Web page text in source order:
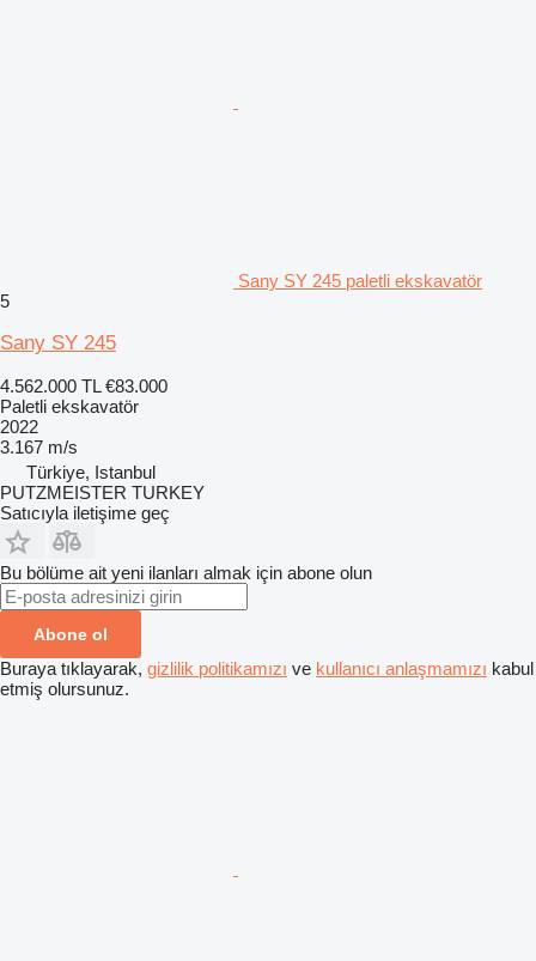
Sany SY 245 paletli ekskavatör
5
Sany SY 245
4.562.000 TL €83.000
Paletli ekskavatör
2022
3.167 m/s
Türkiye, Istanbul
PUTZMEISTER TURKEY
Satıcıyla iletişime geç
Bu bölüme ait yeni ilanları almak için abone olun
Abone ol
Buraya tıklayarak, gizlilik politikamızı ve kullanıcı anlaşmamızı kabul
etmiş olursunuz.